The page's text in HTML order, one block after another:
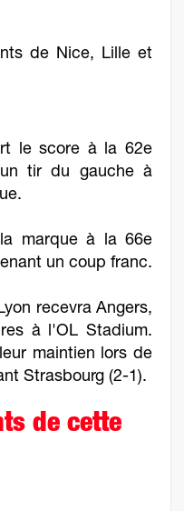
de Nice, Lille et
le score à la 62e
tir du gauche à
marque à la 66e
un coup franc.
recevra Angers,
à l'OL Stadium.
maintien lors de
Strasbourg (2-1).
de cette